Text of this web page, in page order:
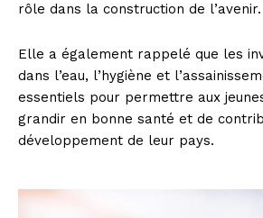
rôle dans la construction de l’avenir.
Elle a également rappelé que les
dans l’eau, l’hygiène et
essentiels pour permettre aux
grandir en bonne santé et de
développement de leur pays.